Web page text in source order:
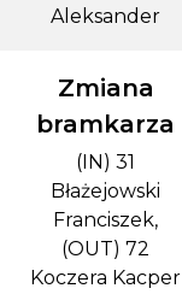
Aleksander
Zmiana
bramkarza
(IN) 31
Błażejowski
Franciszek,
(OUT) 72
Koczera Kacper